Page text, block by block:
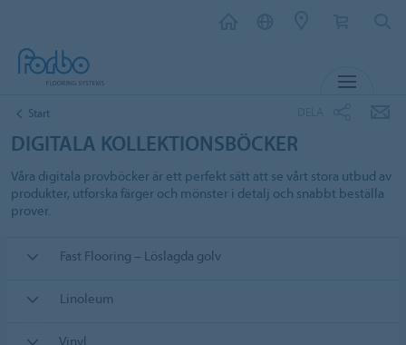
Start
DIGITALA KOLLEKTIONSBÖCKER
Våra digitala provböcker är ett perfekt sätt att se vårt stora utbud av
produkter, utforska färger och mönster i detalj och snabbt beställa
prover.
Fast Flooring – Löslagda golv
Linoleum
Vinyl